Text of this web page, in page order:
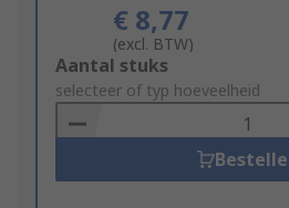
€ 8,77
(excl. BTW)
Add
to
Basket
Aantal stuks
selecteer of typ hoeveelheid